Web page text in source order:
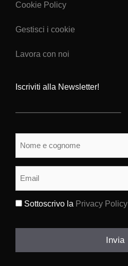
Cookie Policy
Gestisci i cookie
Lavora con noi
Iscriviti alla Newsletter!
Sottoscrivo la Privacy Policy
Invia